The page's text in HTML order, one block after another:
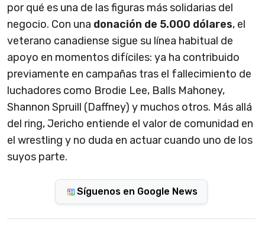
por qué es una de las figuras más solidarias del
negocio. Con una donación de 5.000 dólares, el
veterano canadiense sigue su línea habitual de
apoyo en momentos difíciles: ya ha contribuido
previamente en campañas tras el fallecimiento de
luchadores como Brodie Lee, Balls Mahoney,
Shannon Spruill (Daffney) y muchos otros. Más allá
del ring, Jericho entiende el valor de comunidad en
el wrestling y no duda en actuar cuando uno de los
suyos parte.
Síguenos en Google News